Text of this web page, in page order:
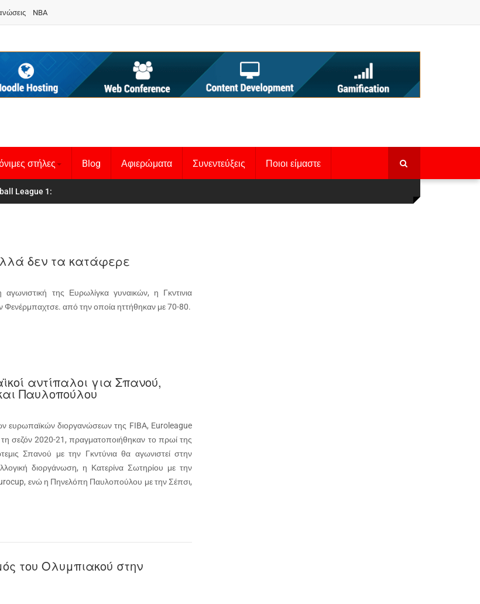
NBA
στήλες Blog Αφιερώματα Συνεντεύξεις Ποιοι είμαστε
League 1
δεν τα κατάφερε
αγωνιστική της Ευρωλίγκα γυναικών, η Γκντινια
Φενέρμπαχτσε. από την οποία ηττήθηκαν με 70-80.
αντίπαλοι για Σπανού,
Παυλοπούλου
ευρωπαϊκών διοργανώσεων της FIBA, Euroleague
τη σεζόν 2020-21, πραγματοποιήθηκαν το πρωί της
Σπανού με την Γκντύνια θα αγωνιστεί στην
διοργάνωση, η Κατερίνα Σωτηρίου με την
ενώ η Πηνελόπη Παυλοπούλου με την Σέπσι,
του Ολυμπιακού στην